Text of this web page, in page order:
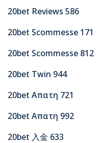
20bet Reviews 586
20bet Scommesse 171
20bet Scommesse 812
20bet Twin 944
20bet Απατη 721
20bet Απατη 992
20bet 入金 633